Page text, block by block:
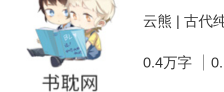
云熊 | 古代
0.4万字